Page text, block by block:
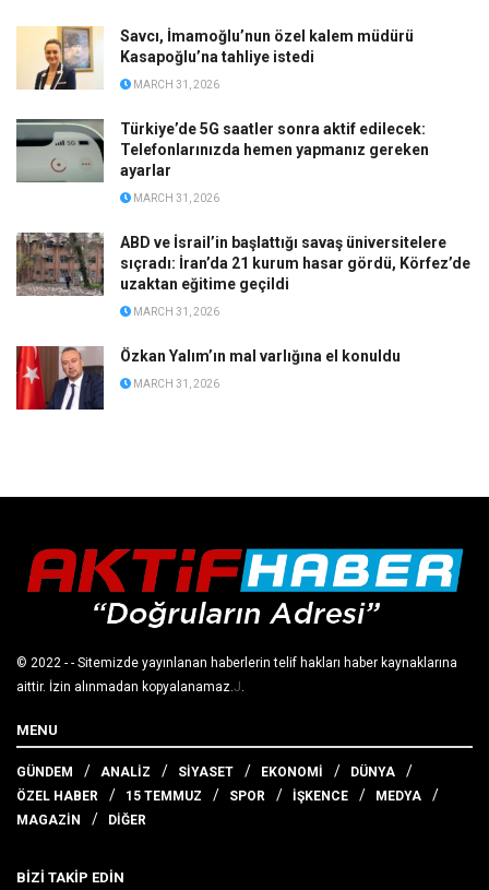
Savcı, İmamoğlu’nun özel kalem müdürü
Kasapoğlu’na tahliye istedi
MARCH 31, 2026
Türkiye’de 5G saatler sonra aktif edilecek:
Telefonlarınızda hemen yapmanız gereken
ayarlar
MARCH 31, 2026
ABD ve İsrail’in başlattığı savaş üniversitelere
sıçradı: İran’da 21 kurum hasar gördü, Körfez’de
uzaktan eğitime geçildi
MARCH 31, 2026
Özkan Yalım’ın mal varlığına el konuldu
MARCH 31, 2026
© 2022 - - Sitemizde yayınlanan haberlerin telif hakları haber kaynaklarına
aittir. İzin alınmadan kopyalanamaz. J
MENU
GÜNDEM ANALİZ SİYASET EKONOMİ
DÜNYA
ÖZEL HABER
15 TEMMUZ SPOR İŞKENCE
MEDYA
MAGAZİN
DİĞER
BİZİ TAKİP EDİN